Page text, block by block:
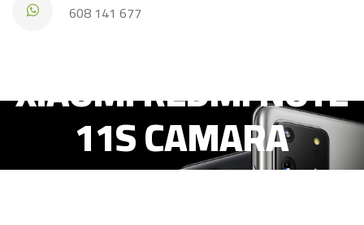
608 141 677
XIAOMI REDMI NOTE
11S CAMARA
TRASERA